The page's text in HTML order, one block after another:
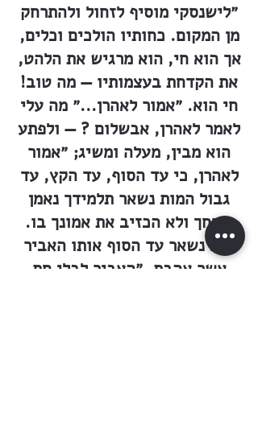
״לישנסקי מוסיף לזחול ולהתרחק
מן המקום. כחותיו הולכים וכלים,
אך הוא חי, הוא מרגיש את הלהט,
את הקדחת בעצמותיו — מה טוב!
חי הוא. ״אמור לאהרן...״ מה עלי
לאמר לאהרן, אבשלום ? — ולפתע
הוא מבין, מעלה ומשיג; ״אמור
לאהרן, כי עד הסוף, עד הקץ, עד
גבול המות נשאר תלמידך נאמן
לרוחך ולא הכזיב את אמונך בו.
הוא נשאר עד הסוף אותו האביר
אשר אהבת, ״האביר לבלי חת